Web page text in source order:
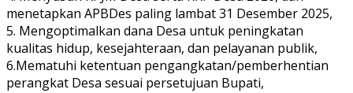
menetapkan APBDes paling lambat 31 Desember 2025,
5. Mengoptimalkan dana Desa untuk peningkatan
kualitas hidup, kesejahteraan, dan pelayanan publik,
6.Mematuhi ketentuan pengangkatan/pemberhentian
perangkat Desa sesuai persetujuan Bupati,